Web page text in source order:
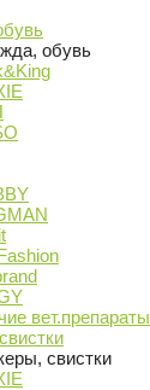
обувь
вет.препараты
свистки